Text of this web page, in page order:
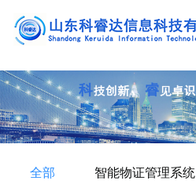
全部 智能物证管理系统